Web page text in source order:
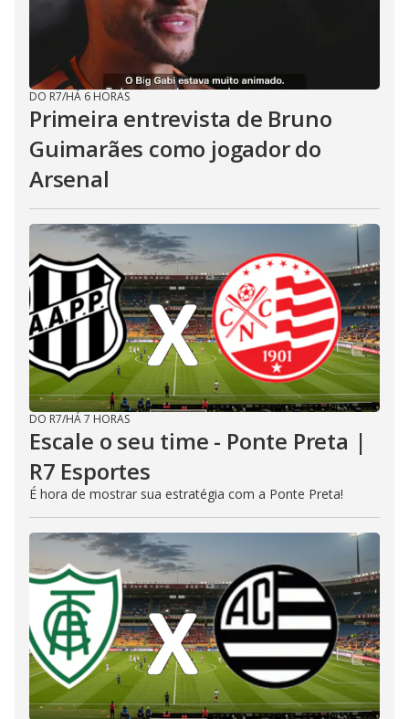
DO R7/HÁ 6 HORAS
Primeira entrevista de Bruno
Guimarães como jogador do
Arsenal
DO R7/HÁ 7 HORAS
Escale o seu time - Ponte Preta |
R7 Esportes
É hora de mostrar sua estratégia com a Ponte Preta!